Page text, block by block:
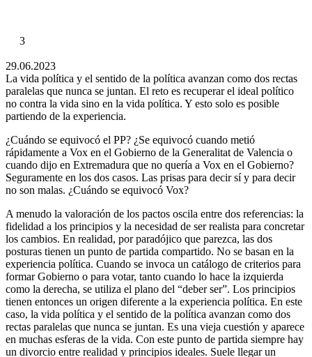
3
29.06.2023
La vida política y el sentido de la política avanzan como dos rectas
paralelas que nunca se juntan. El reto es recuperar el ideal político
no contra la vida sino en la vida política. Y esto solo es posible
partiendo de la experiencia.
¿Cuándo se equivocó el PP? ¿Se equivocó cuando metió
rápidamente a Vox en el Gobierno de la Generalitat de Valencia o
cuando dijo en Extremadura que no quería a Vox en el Gobierno?
Seguramente en los dos casos. Las prisas para decir sí y para decir
no son malas. ¿Cuándo se equivocó Vox?
A menudo la valoración de los pactos oscila entre dos referencias: la
fidelidad a los principios y la necesidad de ser realista para concretar
los cambios. En realidad, por paradójico que parezca, las dos
posturas tienen un punto de partida compartido. No se basan en la
experiencia política. Cuando se invoca un catálogo de criterios para
formar Gobierno o para votar, tanto cuando lo hace la izquierda
como la derecha, se utiliza el plano del “deber ser”. Los principios
tienen entonces un origen diferente a la experiencia política. En este
caso, la vida política y el sentido de la política avanzan como dos
rectas paralelas que nunca se juntan. Es una vieja cuestión y aparece
en muchas esferas de la vida. Con este punto de partida siempre hay
un divorcio entre realidad y principios ideales. Suele llegar un